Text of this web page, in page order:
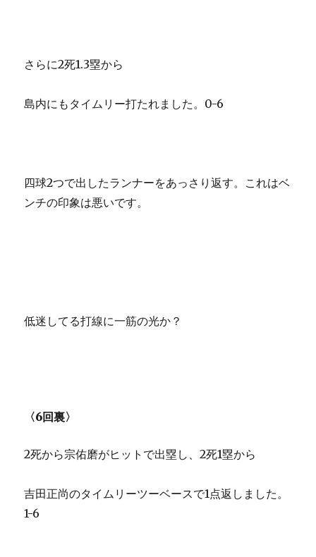
さらに2死1.3塁から
島内にもタイムリー打たれました。0-6
四球2つで出したランナーをあっさり返す。これはベ
ンチの印象は悪いです。
低迷してる打線に一筋の光か？
〈6回裏〉
2死から宗佑磨がヒットで出塁し、2死1塁から
吉田正尚のタイムリーツーベースで1点返しました。
1-6